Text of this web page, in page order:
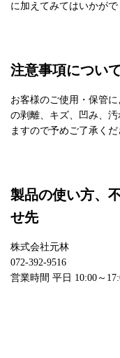
に加えてみてはいかがで
注意事項につい
お客様のご使用・保管
の剥離、キズ、凹み、
ますので予めご了承くだ
製品の使い方、
せ先
株式会社元林
072-392-9516
営業時間 平日 10:00～